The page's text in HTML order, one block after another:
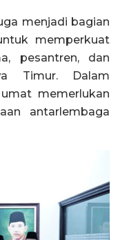
menjadi bagian
memperkuat
pesantren, dan
Timur. Dalam
memerlukan
antarlembaga